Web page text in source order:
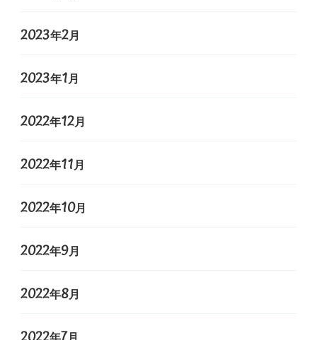
2023年2月
2023年1月
2022年12月
2022年11月
2022年10月
2022年9月
2022年8月
2022年7月